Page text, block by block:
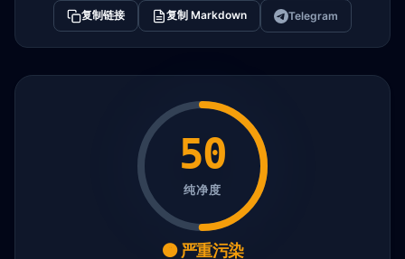
复制链接 复制 Markdown Telegram
50
纯净度
🟠 严重污染